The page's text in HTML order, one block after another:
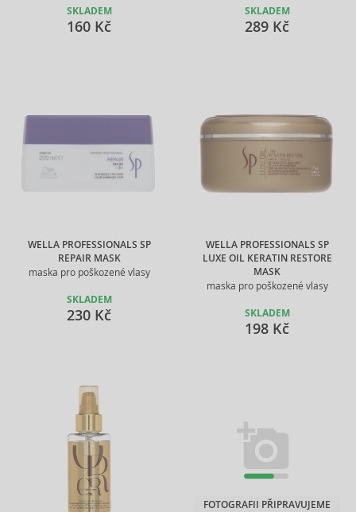
SKLADEM
160 Kč
SKLADEM
289 Kč
WELLA PROFESSIONALS SP
REPAIR MASK
maska pro poškozené vlasy
SKLADEM
230 Kč
WELLA PROFESSIONALS SP
LUXE OIL KERATIN RESTORE
MASK
maska pro poškozené vlasy
SKLADEM
198 Kč
FOTOGRAFII PŘIPRAVUJEME